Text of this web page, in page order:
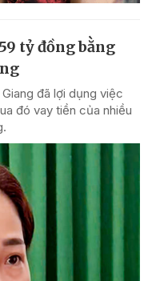
tỷ đồng bằng
đã lợi dụng việc
đó vay tiền của nhiều